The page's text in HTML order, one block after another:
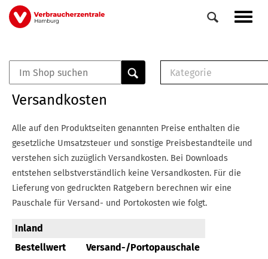
Direkt
zum
Veranstaltungen
0
Kategorie
E-Broschüre
Checklisten (PDF)
Broschüre
Buch
Versandkosten
Alle auf den Produktseiten genannten Preise enthalten die
gesetzliche Umsatzsteuer und sonstige Preisbestandteile und
verstehen sich zuzüglich Versandkosten. Bei Downloads
entstehen selbstverständlich keine Versandkosten. Für die
Lieferung von gedruckten Ratgebern berechnen wir eine
Pauschale für Versand- und Portokosten wie folgt.
Inland
Bestellwert
Versand-/Portopauschale